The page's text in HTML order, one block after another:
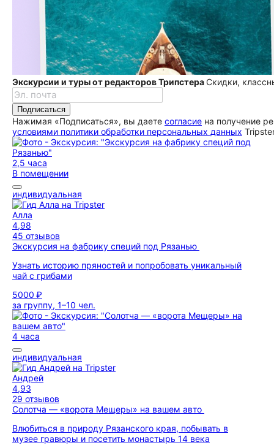
Экскурсии и туры от редакторов ТрипстераСкидки,
Подписаться
Нажимая «Подписаться», вы даете согласие на получение
условиями политики обработки персональных данных
2,5 часа
В помещении
индивидуальная
Алла
4,98
45 отзывов
Экскурсия на фабрику специй под Рязанью
Узнать историю пряностей и попробовать уникальный
чай с грибами
5000 ₽
за группу, 1–10 чел.
4 часа
индивидуальная
Андрей
4,93
29 отзывов
Солотча — «ворота Мещеры» на вашем авто
Влюбиться в природу Рязанского края, побывать в
музее гравюры и посетить монастырь 14 века